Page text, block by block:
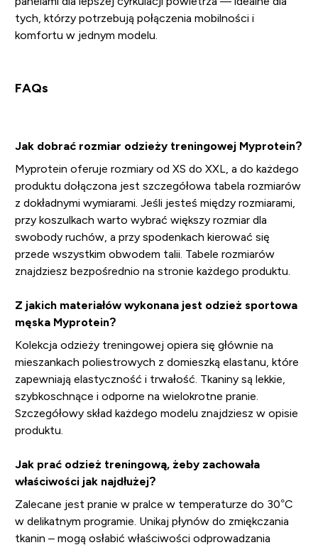
tych, którzy potrzebują połączenia mobilności i
komfortu w jednym modelu.
FAQs
Jak dobrać rozmiar odzieży treningowej Myprotein?
Myprotein oferuje rozmiary od XS do XXL, a do każdego
produktu dołączona jest szczegółowa tabela rozmiarów
z dokładnymi wymiarami. Jeśli jesteś między rozmiarami,
przy koszulkach warto wybrać większy rozmiar dla
swobody ruchów, a przy spodenkach kierować się
przede wszystkim obwodem talii. Tabele rozmiarów
znajdziesz bezpośrednio na stronie każdego produktu.
Z jakich materiałów wykonana jest odzież sportowa
męska Myprotein?
Kolekcja odzieży treningowej opiera się głównie na
mieszankach poliestrowych z domieszką elastanu, które
zapewniają elastyczność i trwałość. Tkaniny są lekkie,
szybkoschnące i odporne na wielokrotne pranie.
Szczegółowy skład każdego modelu znajdziesz w opisie
produktu.
Jak prać odzież treningową, żeby zachowała
właściwości jak najdłużej?
Zalecane jest pranie w pralce w temperaturze do 30°C
w delikatnym programie. Unikaj płynów do zmiękczania
tkanin – mogą osłabić właściwości odprowadzania